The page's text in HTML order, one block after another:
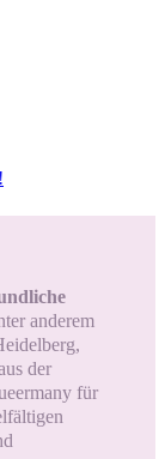
anderem
der
für